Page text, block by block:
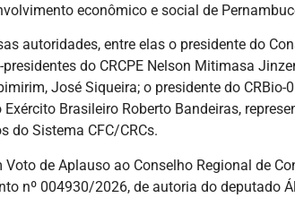
econômico e social de
autoridades, entre elas o presidente do
do CRCPE Nelson Mitimasa
José Siqueira; o presidente do
Brasileiro Roberto Bandeiras,
do Sistema CFC/CRCs.
de Aplauso ao Conselho Regional de
nº 004930/2026, de autoria do deputado